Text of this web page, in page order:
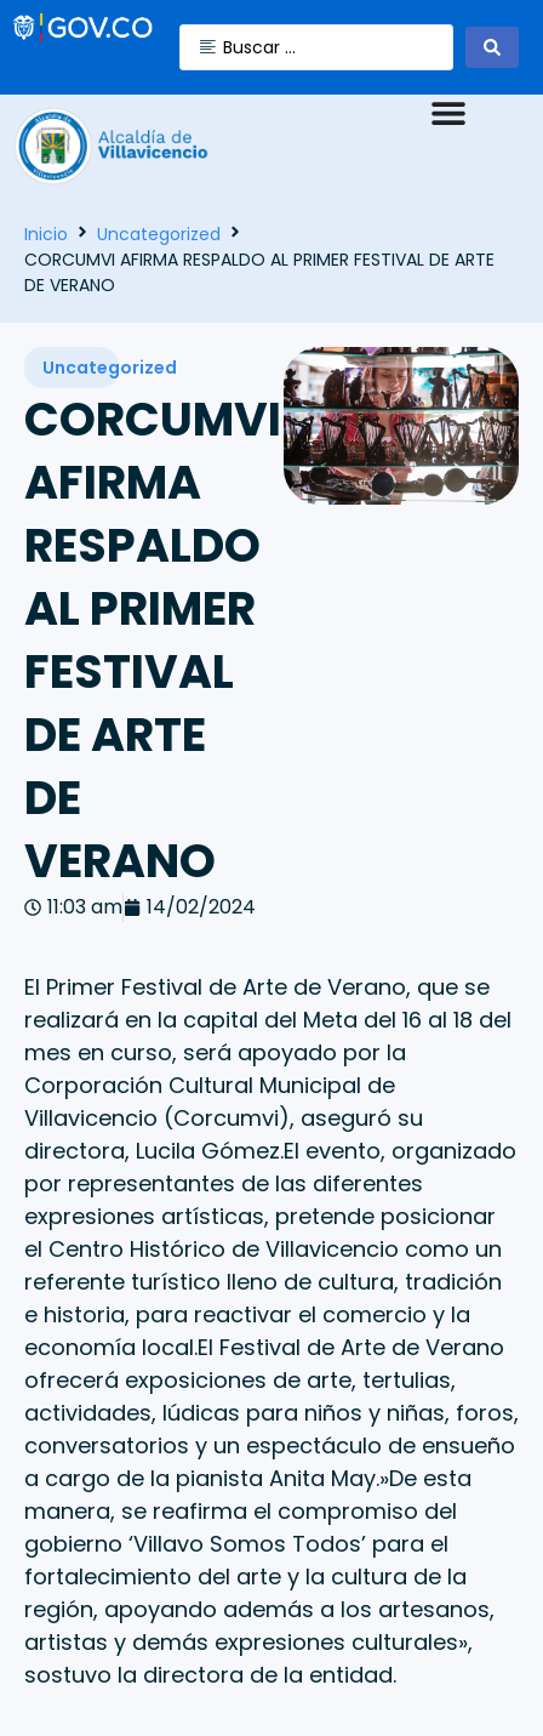
Inicio
Uncategorized
CORCUMVI AFIRMA RESPALDO AL PRIMER FESTIVAL DE ARTE
DE VERANO
Uncategorized
CORCUMVI
AFIRMA
RESPALDO
AL PRIMER
FESTIVAL
DE ARTE
DE
VERANO
11:03 am 14/02/2024
El Primer Festival de Arte de Verano, que se
realizará en la capital del Meta del 16 al 18 del
mes en curso, será apoyado por la
Corporación Cultural Municipal de
Villavicencio (Corcumvi), aseguró su
directora, Lucila Gómez.El evento, organizado
por representantes de las diferentes
expresiones artísticas, pretende posicionar
el Centro Histórico de Villavicencio como un
referente turístico lleno de cultura, tradición
e historia, para reactivar el comercio y la
economía local.El Festival de Arte de Verano
ofrecerá exposiciones de arte, tertulias,
actividades, lúdicas para niños y niñas, foros,
conversatorios y un espectáculo de ensueño
a cargo de la pianista Anita May.»De esta
manera, se reafirma el compromiso del
gobierno ‘Villavo Somos Todos’ para el
fortalecimiento del arte y la cultura de la
región, apoyando además a los artesanos,
artistas y demás expresiones culturales»,
sostuvo la directora de la entidad.